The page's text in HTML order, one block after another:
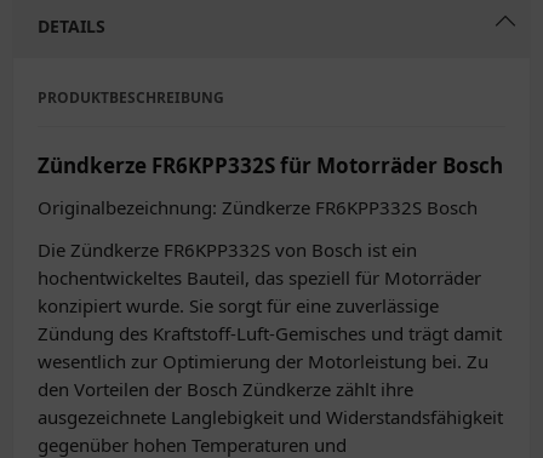
DETAILS
PRODUKTBESCHREIBUNG
Zündkerze FR6KPP332S für Motorräder Bosch
Originalbezeichnung: Zündkerze FR6KPP332S Bosch
Die Zündkerze FR6KPP332S von Bosch ist ein
hochentwickeltes Bauteil, das speziell für Motorräder
konzipiert wurde. Sie sorgt für eine zuverlässige
Zündung des Kraftstoff-Luft-Gemisches und trägt damit
wesentlich zur Optimierung der Motorleistung bei. Zu
den Vorteilen der Bosch Zündkerze zählt ihre
ausgezeichnete Langlebigkeit und Widerstandsfähigkeit
gegenüber hohen Temperaturen und